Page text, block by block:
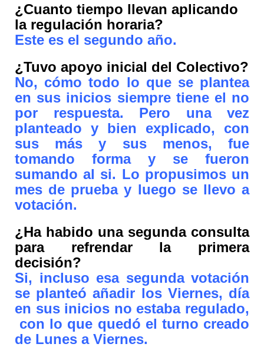
¿Cuanto tiempo llevan aplicando
la regulación horaria?
Este es el segundo año.
¿Tuvo apoyo inicial del Colectivo?
No, cómo todo lo que se plantea
en sus inicios siempre tiene el no
por respuesta. Pero una vez
planteado y bien explicado, con
sus más y sus menos, fue
tomando forma y se fueron
sumando al si. Lo propusimos un
mes de prueba y luego se llevo a
votación.
¿Ha habido una segunda consulta
para refrendar la primera
decisión?
Si, incluso esa segunda votación
se planteó añadir los Viernes, día
en sus inicios no estaba regulado,
con lo que quedó el turno creado
de Lunes a Viernes.